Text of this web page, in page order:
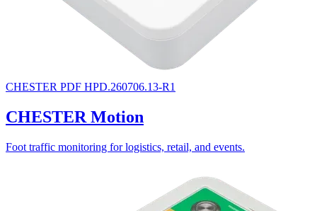
CHESTER PDF HPD.260706.13-R1
CHESTER Motion
Foot traffic monitoring for logistics, retail, and events.